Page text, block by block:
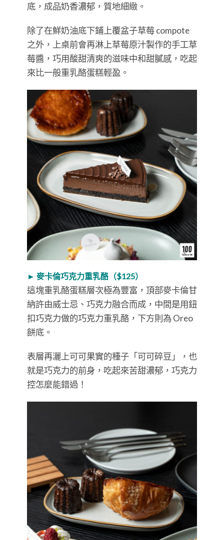
底，成品奶香濃郁，質地細緻。
除了在鮮奶油底下鋪上覆盆子草莓 compote
之外，上桌前會再淋上草莓原汁製作的手工草
莓醬，巧用酸甜清爽的滋味中和甜膩感，吃起
來比一般重乳酪蛋糕輕盈。
► 麥卡倫巧克力重乳酪（$125）
這塊重乳酪蛋糕層次極為豐富，頂部麥卡倫甘
納許由威士忌、巧克力融合而成，中間是用鈕
扣巧克力做的巧克力重乳酪，下方則為 Oreo
餅底。
表層再灑上可可果實的種子「可可碎豆」，也
就是巧克力的前身，吃起來苦甜濃郁，巧克力
控怎麼能錯過！